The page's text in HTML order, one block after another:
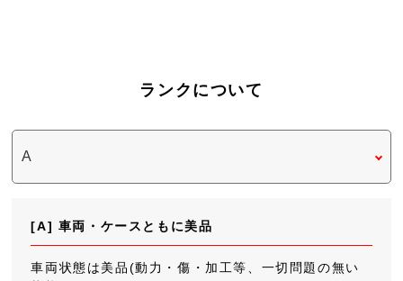
ランクについて
[A] 車両・ケースともに美品
車両状態は美品(動力・傷・加工等、一切問題の無い